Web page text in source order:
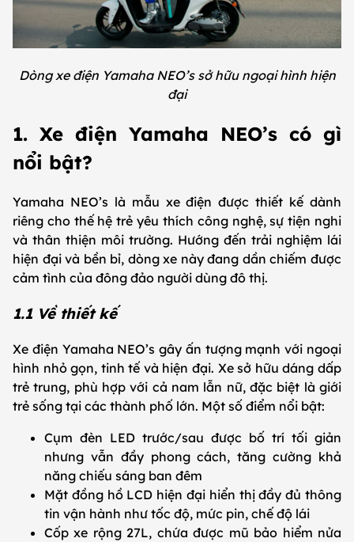
Dòng xe điện Yamaha NEO’s sở hữu ngoại hình hiện
đại
1. Xe điện Yamaha NEO’s có gì
nổi bật?
Yamaha NEO’s là mẫu xe điện được thiết kế dành
riêng cho thế hệ trẻ yêu thích công nghệ, sự tiện nghi
và thân thiện môi trường. Hướng đến trải nghiệm lái
hiện đại và bền bỉ, dòng xe này đang dần chiếm được
cảm tình của đông đảo người dùng đô thị.
1.1 Về thiết kế
Xe điện Yamaha NEO’s gây ấn tượng mạnh với ngoại
hình nhỏ gọn, tinh tế và hiện đại. Xe sở hữu dáng dấp
trẻ trung, phù hợp với cả nam lẫn nữ, đặc biệt là giới
trẻ sống tại các thành phố lớn. Một số điểm nổi bật:
Cụm đèn LED trước/sau được bố trí tối giản
nhưng vẫn đầy phong cách, tăng cường khả
năng chiếu sáng ban đêm
Mặt đồng hồ LCD hiện đại hiển thị đầy đủ thông
tin vận hành như tốc độ, mức pin, chế độ lái
Cốp xe rộng 27L, chứa được mũ bảo hiểm nửa